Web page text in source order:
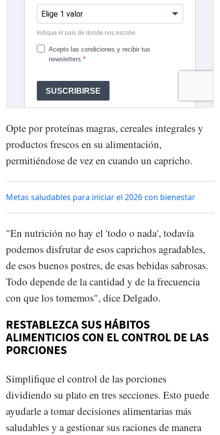
Opte por proteínas magras, cereales integrales y
productos frescos en su alimentación,
permitiéndose de vez en cuando un capricho.
Metas saludables para iniciar el 2026 con bienestar
"En nutrición no hay el 'todo o nada', todavía
podemos disfrutar de esos caprichos agradables,
de esos buenos postres, de esas bebidas sabrosas.
Todo depende de la cantidad y de la frecuencia
con que los tomemos", dice Delgado.
RESTABLEZCA SUS HÁBITOS
ALIMENTICIOS CON EL CONTROL DE LAS
PORCIONES
Simplifique el control de las porciones
dividiendo su plato en tres secciones. Esto puede
ayudarle a tomar decisiones alimentarias más
saludables y a gestionar sus raciones de manera